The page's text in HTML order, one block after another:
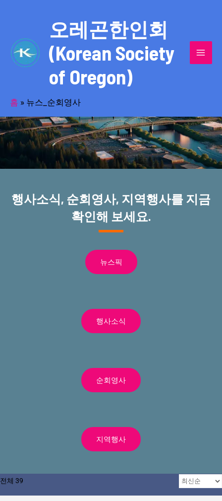
오레곤한인회
(Korean Society
of Oregon)
홈 » 뉴스_순회영사
반세기의 세월을 품고 동포사회를 섬겨온
오레곤한인회!
행사소식, 순회영사, 지역행사를 지금
확인해 보세요.
뉴스픽
행사소식
순회영사
지역행사
전체 39